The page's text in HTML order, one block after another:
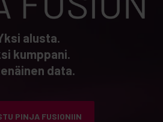
alusta.
kumppani.
data.
PINJA FUSIONIIN